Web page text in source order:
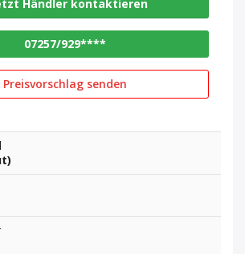
Händler kontaktieren
07257/929****
Preisvorschlag senden